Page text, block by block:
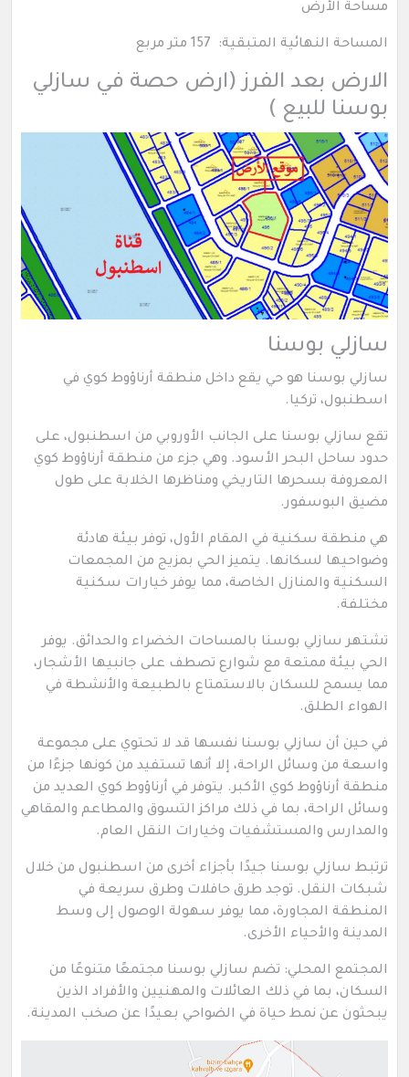
مساحة الأرض
المساحة النهائية المتبقية: 157 متر مربع
الارض بعد الفرز (ارض حصة في سازلي
بوسنا للبيع )
سازلي بوسنا
سازلي بوسنا هو حي يقع داخل منطقة أرناؤوط كوي في
اسطنبول، تركيا.
تقع سازلي بوسنا على الجانب الأوروبي من اسطنبول، على
حدود ساحل البحر الأسود. وهي جزء من منطقة أرناؤوط كوي
المعروفة بسحرها التاريخي ومناظرها الخلابة على طول
مضيق البوسفور.
هي منطقة سكنية في المقام الأول، توفر بيئة هادئة
وضواحيها لسكانها. يتميز الحي بمزيج من المجمعات
السكنية والمنازل الخاصة، مما يوفر خيارات سكنية
مختلفة.
تشتهر سازلي بوسنا بالمساحات الخضراء والحدائق. يوفر
الحي بيئة ممتعة مع شوارع تصطف على جانبيها الأشجار،
مما يسمح للسكان بالاستمتاع بالطبيعة والأنشطة في
الهواء الطلق.
في حين أن سازلي بوسنا نفسها قد لا تحتوي على مجموعة
واسعة من وسائل الراحة، إلا أنها تستفيد من كونها جزءًا من
منطقة أرناؤوط كوي الأكبر. يتوفر في أرناؤوط كوي العديد من
وسائل الراحة، بما في ذلك مراكز التسوق والمطاعم والمقاهي
والمدارس والمستشفيات وخيارات النقل العام.
ترتبط سازلي بوسنا جيدًا بأجزاء أخرى من اسطنبول من خلال
شبكات النقل. توجد طرق حافلات وطرق سريعة في
المنطقة المجاورة، مما يوفر سهولة الوصول إلى وسط
المدينة والأحياء الأخرى.
المجتمع المحلي: تضم سازلي بوسنا مجتمعًا متنوعًا من
السكان، بما في ذلك العائلات والمهنيين والأفراد الذين
يبحثون عن نمط حياة في الضواحي بعيدًا عن صخب المدينة.